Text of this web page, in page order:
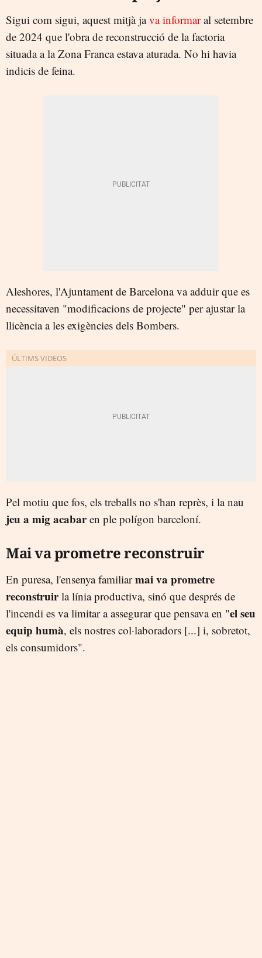
Sigui com sigui, aquest mitjà java informaral setembre
de 2024 que l'obra de reconstrucció de la factoria
situada a la Zona Franca estava aturada. No hi havia
indicis de feina.
Aleshores, l'Ajuntament de Barcelona va adduir que es
necessitaven "modificacions de projecte" per ajustar la
llicència a les exigències dels Bombers.
Pel motiu que fos, els treballs no s'han reprès, i la nau
jeu a mig acabaren ple polígon barceloní.
Mai va prometre reconstruir
En puresa, l'ensenya familiarmai va prometre
reconstruirla línia productiva, sinó que després de
l'incendi es va limitar a assegurar que pensava en "el seu
equip humà, els nostres col·laboradors [...] i, sobretot,
els consumidors".